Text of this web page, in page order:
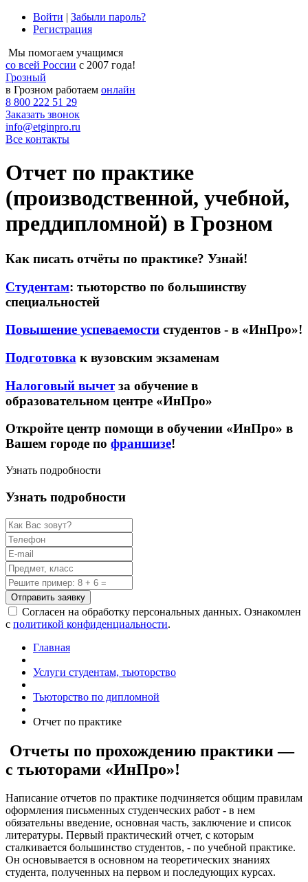
Войти | Забыли пароль?
Регистрация
Мы помогаем учащимся
со всей России с 2007 года!
Грозный
в Грозном работаем онлайн
8 800 222 51 29
Заказать звонок
info@etginpro.ru
Все контакты
Отчет по практике
(производственной, учебной,
преддипломной) в Грозном
Как писать отчёты по практике? Узнай!
Студентам: тьюторство по большинству
специальностей
Повышение успеваемости студентов - в «ИнПро»!
Подготовка к вузовским экзаменам
Налоговый вычетза обучение в
образовательном центре «ИнПро»
Откройте центр помощи в обучении «ИнПро» в
Вашем городе по франшизе!
Узнать подробности
Узнать подробности
Отправить заявку
Согласен на обработку персональных данных. Ознакомлен
с политикой конфиденциальности.
Главная
Услуги студентам, тьюторство
Тьюторство по дипломной
Отчет по практике
Отчеты по прохождению практики —
с тьюторами «ИнПро»!
Написание отчетов по практике подчиняется общим правилам
оформления письменных студенческих работ - в нем
обязательны введение, основная часть, заключение и список
литературы. Первый практический отчет, с которым
сталкивается большинство студентов, - по учебной практике.
Он основывается в основном на теоретических знаниях
студента, полученных на первом и последующих курсах.